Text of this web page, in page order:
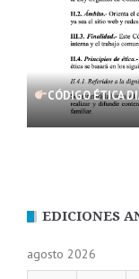
CÓDIGO ÉTICA
EDICIONES
agosto 2026